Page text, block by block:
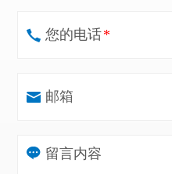
您的电话*
邮箱